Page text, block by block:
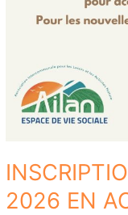
2026 EN